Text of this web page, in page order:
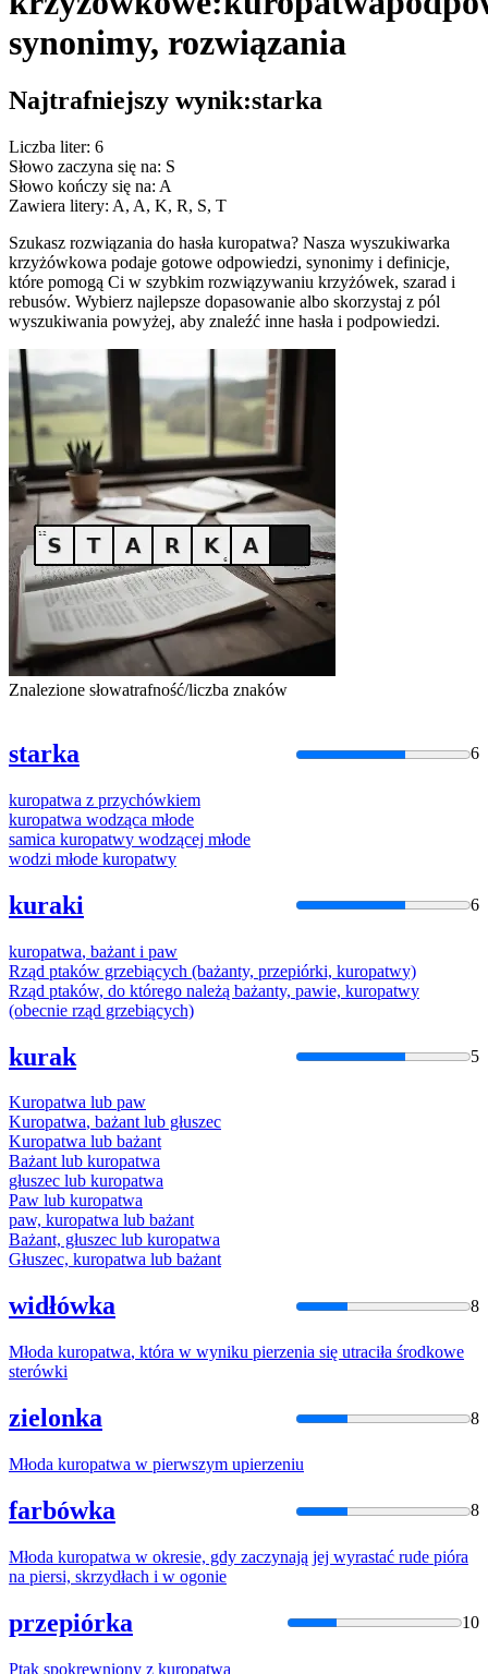
synonimy, rozwiązania
Najtrafniejszy wynik:starka
Liczba liter: 6
Słowo zaczyna się na: S
Słowo kończy się na: A
Zawiera litery: A, A, K, R, S, T
Szukasz rozwiązania do hasła kuropatwa? Nasza wyszukiwarka
krzyżówkowa podaje gotowe odpowiedzi, synonimy i definicje,
które pomogą Ci w szybkim rozwiązywaniu krzyżówek, szarad i
rebusów. Wybierz najlepsze dopasowanie albo skorzystaj z pól
wyszukiwania powyżej, aby znaleźć inne hasła i podpowiedzi.
Znalezione słowatrafność/liczba znaków
starka 6
kuropatwa z przychówkiem
kuropatwa wodząca młode
samica kuropatwy wodzącej młode
wodzi młode kuropatwy
kuraki 6
kuropatwa, bażant i paw
Rząd ptaków grzebiących (bażanty, przepiórki, kuropatwy)
Rząd ptaków, do którego należą bażanty, pawie, kuropatwy
(obecnie rząd grzebiących)
kurak 5
Kuropatwa lub paw
Kuropatwa, bażant lub głuszec
Kuropatwa lub bażant
Bażant lub kuropatwa
głuszec lub kuropatwa
Paw lub kuropatwa
paw, kuropatwa lub bażant
Bażant, głuszec lub kuropatwa
Głuszec, kuropatwa lub bażant
widłówka 8
Młoda kuropatwa, która w wyniku pierzenia się utraciła środkowe
sterówki
zielonka 8
Młoda kuropatwa w pierwszym upierzeniu
farbówka 8
Młoda kuropatwa w okresie, gdy zaczynają jej wyrastać rude pióra
na piersi, skrzydłach i w ogonie
przepiórka 10
Ptak spokrewniony z kuropatwą